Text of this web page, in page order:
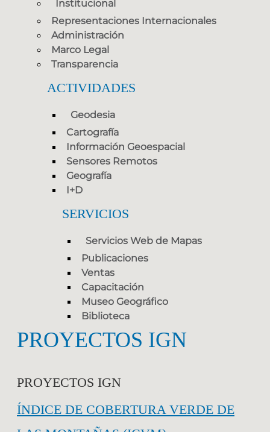
Institucional
Representaciones Internacionales
Administración
Marco Legal
Transparencia
ACTIVIDADES
Geodesia
Cartografía
Información Geoespacial
Sensores Remotos
Geografía
I+D
SERVICIOS
Servicios Web de Mapas
Publicaciones
Ventas
Capacitación
Museo Geográfico
Biblioteca
PROYECTOS IGN
PROYECTOS IGN
ÍNDICE DE COBERTURA VERDE DE